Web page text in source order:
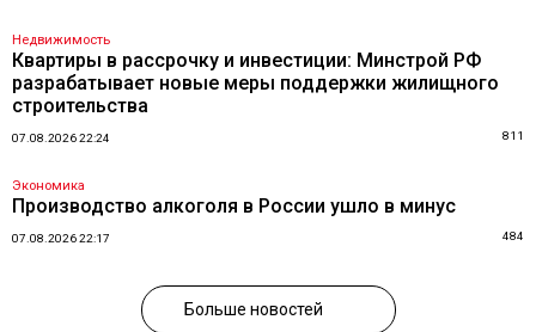
Недвижимость
Квартиры в рассрочку и инвестиции: Минстрой РФ
разрабатывает новые меры поддержки жилищного
строительства
07.08.2026 22:24 811
Экономика
Производство алкоголя в России ушло в минус
07.08.2026 22:17 484
Больше новостей